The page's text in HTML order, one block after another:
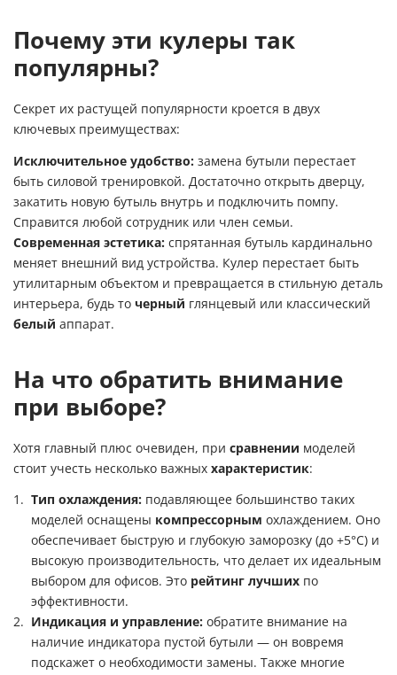
Почему эти кулеры так
популярны?
Секрет их растущей популярности кроется в двух
ключевых преимуществах:
Исключительное удобство: замена бутыли перестает
быть силовой тренировкой. Достаточно открыть дверцу,
закатить новую бутыль внутрь и подключить помпу.
Справится любой сотрудник или член семьи.
Современная эстетика: спрятанная бутыль кардинально
меняет внешний вид устройства. Кулер перестает быть
утилитарным объектом и превращается в стильную деталь
интерьера, будь то черный глянцевый или классический
белый аппарат.
На что обратить внимание
при выборе?
Хотя главный плюс очевиден, при сравнении моделей
стоит учесть несколько важных характеристик:
Тип охлаждения: подавляющее большинство таких
моделей оснащены компрессорным охлаждением. Оно
обеспечивает быструю и глубокую заморозку (до +5°C) и
высокую производительность, что делает их идеальным
выбором для офисов. Это рейтинг лучших по
эффективности.
Индикация и управление: обратите внимание на
наличие индикатора пустой бутыли — он вовремя
подскажет о необходимости замены. Также многие